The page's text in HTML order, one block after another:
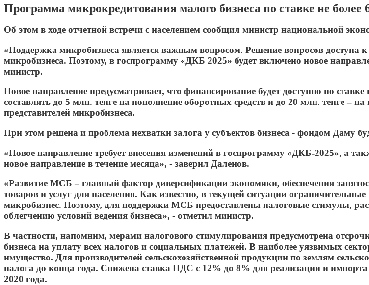
Программа микрокредитования малого бизнеса по ставке не более
Об этом в ходе отчетной встречи с населением сообщил министр национальной
«Поддержка микробизнеса является важным вопросом. Решение вопросов доступа
микробизнеса. Поэтому, в госпрограмму «ДКБ 2025» будет включено новое
министр.
Новое направление предусматривает, что финансирование будет доступно по
составлять до 5 млн. тенге на пополнение оборотных средств и до 20 млн. тенге –
представителей микробизнеса.
При этом решена и проблема нехватки залога у субъектов бизнеса - фондом Даму
«Новое направление требует внесения изменений в госпрограмму «ДКБ-2025», а
новое направление в течение месяца», - заверил Даленов.
«Развитие МСБ – главный фактор диверсификации экономики, обеспечения
товаров и услуг для населения. Как известно, в текущей ситуации
микробизнес. Поэтому, для поддержки МСБ предоставлены налоговые стимулы,
облегчению условий ведения бизнеса», - отметил министр.
В частности, напомним, мерами налогового стимулирования предусмотрена
бизнеса на уплату всех налогов и социальных платежей. В наиболее уязвимых
имущество. Для производителей сельскохозяйственной продукции по землям
налога до конца года. Снижена ставка НДС с 12% до 8% для реализации и
2020 года.